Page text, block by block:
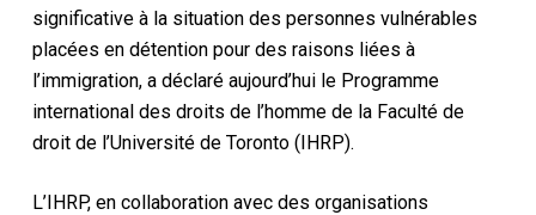
significative à la situation des personnes vulnérables
placées en détention pour des raisons liées à
l’immigration, a déclaré aujourd’hui le Programme
international des droits de l’homme de la Faculté de
droit de l’Université de Toronto (IHRP).
L’IHRP, en collaboration avec des organisations